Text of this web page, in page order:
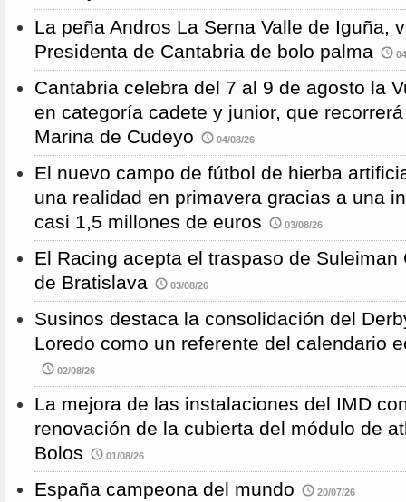
La peña Andros La Serna Valle de Iguña,
Presidenta de Cantabria de bolo palma
Cantabria celebra del 7 al 9 de agosto la
en categoría cadete y junior, que
Marina de Cudeyo
04/08/26
El nuevo campo de fútbol de hierba
una realidad en primavera gracias a una
casi 1,5 millones de euros
03/08/26
El Racing acepta el traspaso de Suleiman
de Bratislava
03/08/26
Susinos destaca la consolidación del
Loredo como un referente del calendario
02/08/26
La mejora de las instalaciones del IMD
renovación de la cubierta del módulo de
Bolos
01/08/26
España campeona del mundo 20/07/26